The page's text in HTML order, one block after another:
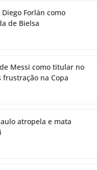
Forlán como
de Bielsa
Messi como titular no
na Copa
atropela e mata